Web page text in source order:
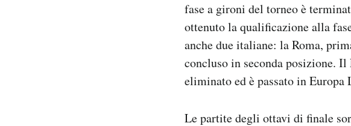
fase a gironi del torneo è
ottenuto la qualificazione alla
anche due italiane: la Roma,
concluso in seconda posizione.
eliminato ed è passato in Europa
Le partite degli ottavi di finale